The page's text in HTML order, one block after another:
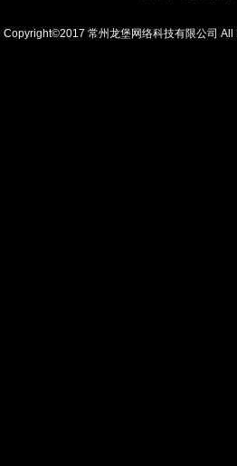
Copyright©2017 常州龙堡网络科技有限公司 All